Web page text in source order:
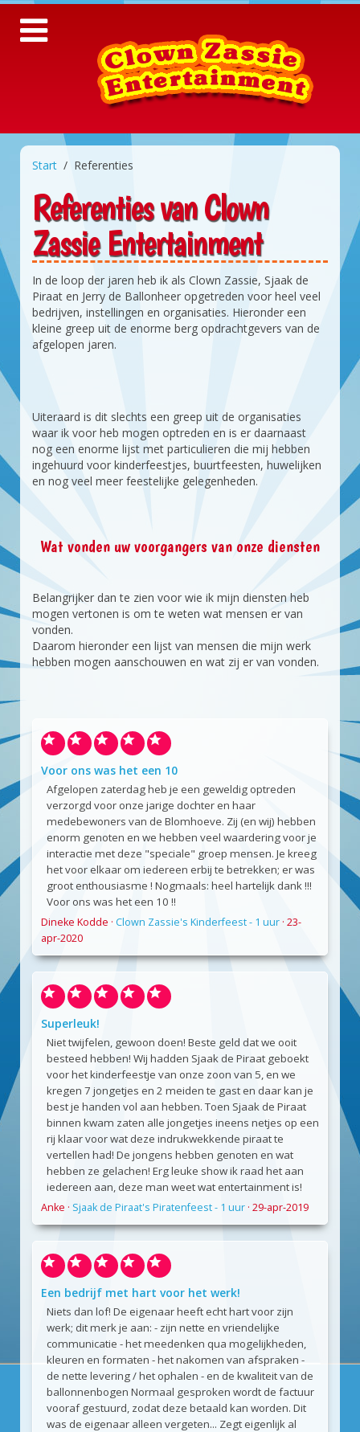
Start Referenties
Referenties van Clown
Zassie Entertainment
In de loop der jaren heb ik als Clown Zassie, Sjaak de
Piraat en Jerry de Ballonheer opgetreden voor heel veel
bedrijven, instellingen en organisaties. Hieronder een
kleine greep uit de enorme berg opdrachtgevers van de
afgelopen jaren.
Uiteraard is dit slechts een greep uit de organisaties
waar ik voor heb mogen optreden en is er daarnaast
nog een enorme lijst met particulieren die mij hebben
ingehuurd voor kinderfeestjes, buurtfeesten, huwelijken
en nog veel meer feestelijke gelegenheden.
Wat vonden uw voorgangers van onze diensten
Belangrijker dan te zien voor wie ik mijn diensten heb
mogen vertonen is om te weten wat mensen er van
vonden.
Daarom hieronder een lijst van mensen die mijn werk
hebben mogen aanschouwen en wat zij er van vonden.
Voor ons was het een 10
Afgelopen zaterdag heb je een geweldig optreden
verzorgd voor onze jarige dochter en haar
medebewoners van de Blomhoeve. Zij (en wij) hebben
enorm genoten en we hebben veel waardering voor je
interactie met deze "speciale" groep mensen. Je kreeg
het voor elkaar om iedereen erbij te betrekken; er was
groot enthousiasme ! Nogmaals: heel hartelijk dank !!!
Voor ons was het een 10 !!
Dineke Kodde · Clown Zassie's Kinderfeest - 1 uur · 23-
apr-2020
Superleuk!
Niet twijfelen, gewoon doen! Beste geld dat we ooit
besteed hebben! Wij hadden Sjaak de Piraat geboekt
voor het kinderfeestje van onze zoon van 5, en we
kregen 7 jongetjes en 2 meiden te gast en daar kan je
best je handen vol aan hebben. Toen Sjaak de Piraat
binnen kwam zaten alle jongetjes ineens netjes op een
rij klaar voor wat deze indrukwekkende piraat te
vertellen had! De jongens hebben genoten en wat
hebben ze gelachen! Erg leuke show ik raad het aan
iedereen aan, deze man weet wat entertainment is!
Anke · Sjaak de Piraat's Piratenfeest - 1 uur · 29-apr-2019
Een bedrijf met hart voor het werk!
Niets dan lof! De eigenaar heeft echt hart voor zijn
werk; dit merk je aan: - zijn nette en vriendelijke
communicatie - het meedenken qua mogelijkheden,
kleuren en formaten - het nakomen van afspraken -
de nette levering / het ophalen - en de kwaliteit van de
ballonnenbogen Normaal gesproken wordt de factuur
vooraf gestuurd, zodat deze betaald kan worden. Dit
was de eigenaar alleen vergeten... Zegt eigenlijk al